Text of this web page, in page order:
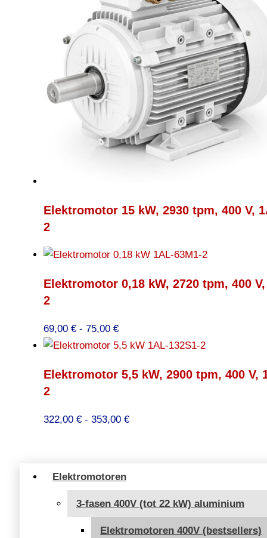
Elektromotoren
3-fasen 400V (tot 22 kW) aluminium
Elektromotoren 400V (bestsellers)
Elektromotor 15 kW, 2930 tpm, 400 V,
2
Elektromotor 0,18 kW, 2720 tpm, 400
2
69,00 € - 75,00 €Prijsklasse:
69,00 €
75,00 €
Elektromotor 5,5 kW, 2900 tpm, 400 V,
2
322,00 € - 353,00 €Prijsklasse: